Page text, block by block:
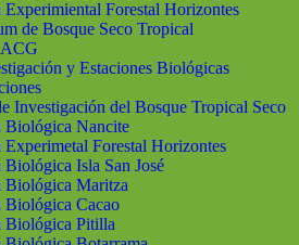
Experimiental Forestal Horizontes
de Bosque Seco Tropical
y Estaciones Biológicas
Investigación del Bosque Tropical Seco
Biológica Nancite
Experimetal Forestal Horizontes
Biológica Isla San José
Biológica Maritza
Biológica Cacao
Biológica Pitilla